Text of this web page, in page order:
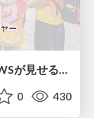
ExpoのインダストリーブースでみたAWSが見せる製造業の未来
0 430